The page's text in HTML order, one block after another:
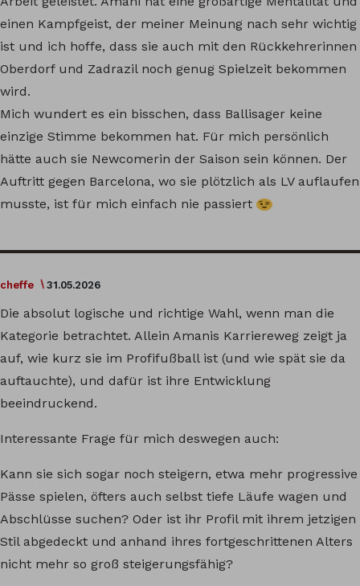
einen Kampfgeist, der meiner Meinung nach sehr wichtig
ist und ich hoffe, dass sie auch mit den Rückkehrerinnen
Oberdorf und Zadrazil noch genug Spielzeit bekommen
wird.
Mich wundert es ein bisschen, dass Ballisager keine
einzige Stimme bekommen hat. Für mich persönlich
hätte auch sie Newcomerin der Saison sein können. Der
Auftritt gegen Barcelona, wo sie plötzlich als LV auflaufen
musste, ist für mich einfach nie passiert
cheffe 31.05.2026
Die absolut logische und richtige Wahl, wenn man die
Kategorie betrachtet. Allein Amanis Karriereweg zeigt ja
auf, wie kurz sie im Profifußball ist (und wie spät sie da
auftauchte), und dafür ist ihre Entwicklung
beeindruckend.
Interessante Frage für mich deswegen auch:
Kann sie sich sogar noch steigern, etwa mehr progressive
Pässe spielen, öfters auch selbst tiefe Läufe wagen und
Abschlüsse suchen? Oder ist ihr Profil mit ihrem jetzigen
Stil abgedeckt und anhand ihres fortgeschrittenen Alters
nicht mehr so groß steigerungsfähig?